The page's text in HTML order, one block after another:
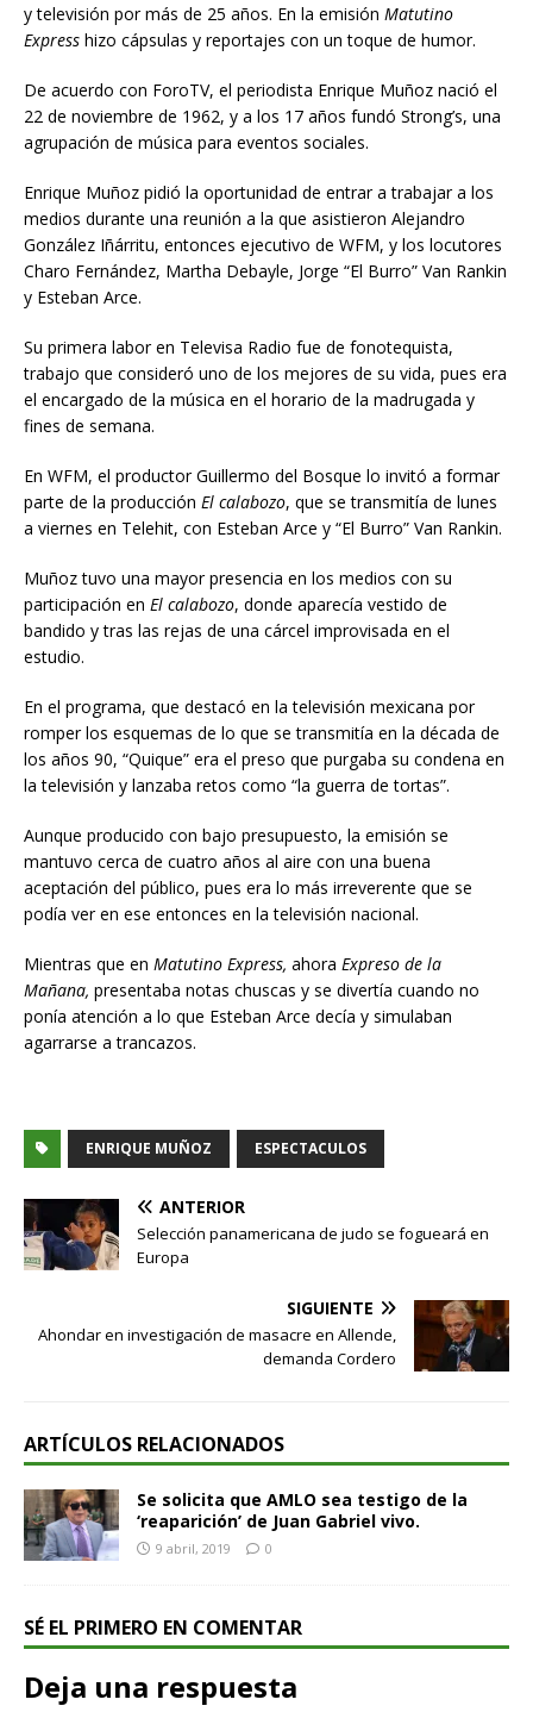
y televisión por más de 25 años. En la emisión Matutino
Express hizo cápsulas y reportajes con un toque de humor.
De acuerdo con ForoTV, el periodista Enrique Muñoz nació el
22 de noviembre de 1962, y a los 17 años fundó Strong’s, una
agrupación de música para eventos sociales.
Enrique Muñoz pidió la oportunidad de entrar a trabajar a los
medios durante una reunión a la que asistieron Alejandro
González Iñárritu, entonces ejecutivo de WFM, y los locutores
Charo Fernández, Martha Debayle, Jorge “El Burro” Van Rankin
y Esteban Arce.
Su primera labor en Televisa Radio fue de fonotequista,
trabajo que consideró uno de los mejores de su vida, pues era
el encargado de la música en el horario de la madrugada y
fines de semana.
En WFM, el productor Guillermo del Bosque lo invitó a formar
parte de la producción El calabozo, que se transmitía de lunes
a viernes en Telehit, con Esteban Arce y “El Burro” Van Rankin.
Muñoz tuvo una mayor presencia en los medios con su
participación en El calabozo, donde aparecía vestido de
bandido y tras las rejas de una cárcel improvisada en el
estudio.
En el programa, que destacó en la televisión mexicana por
romper los esquemas de lo que se transmitía en la década de
los años 90, “Quique” era el preso que purgaba su condena en
la televisión y lanzaba retos como “la guerra de tortas”.
Aunque producido con bajo presupuesto, la emisión se
mantuvo cerca de cuatro años al aire con una buena
aceptación del público, pues era lo más irreverente que se
podía ver en ese entonces en la televisión nacional.
Mientras que en Matutino Express, ahora Expreso de la
Mañana, presentaba notas chuscas y se divertía cuando no
ponía atención a lo que Esteban Arce decía y simulaban
agarrarse a trancazos.
ENRIQUE MUÑOZ ESPECTACULOS
ANTERIOR
Selección panamericana de judo se fogueará en
Europa
SIGUIENTE
Ahondar en investigación de masacre en Allende,
demanda Cordero
ARTÍCULOS RELACIONADOS
Se solicita que AMLO sea testigo de la
‘reaparición’ de Juan Gabriel vivo.
9 abril, 2019 0
SÉ EL PRIMERO EN COMENTAR
Deja una respuesta